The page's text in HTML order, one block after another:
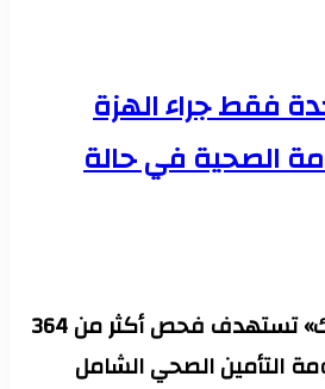
فقط جراء الهزة
الصحية في حالة
حملة «اطمن على ابنك» تستهدف فحص أكثر من 364
التأمين الصحي الشامل